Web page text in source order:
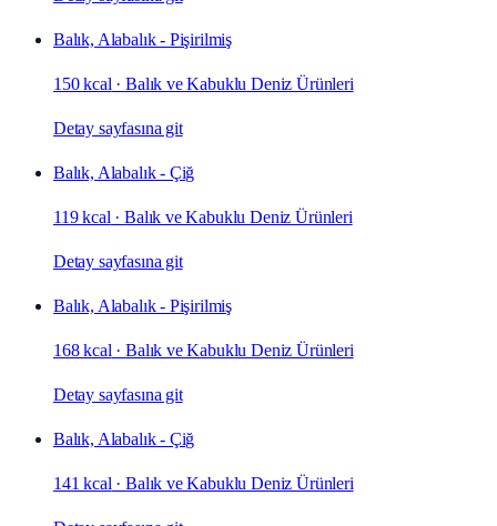
Balık, Alabalık - Pişirilmiş
150 kcal ·Balık ve Kabuklu Deniz Ürünleri
Detay sayfasına git
Balık, Alabalık - Çiğ
119 kcal ·Balık ve Kabuklu Deniz Ürünleri
Detay sayfasına git
Balık, Alabalık - Pişirilmiş
168 kcal ·Balık ve Kabuklu Deniz Ürünleri
Detay sayfasına git
Balık, Alabalık - Çiğ
141 kcal ·Balık ve Kabuklu Deniz Ürünleri